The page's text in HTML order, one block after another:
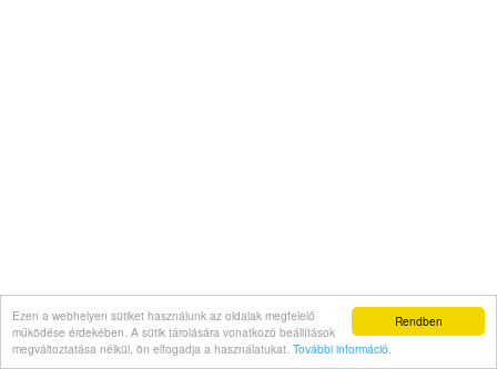
Rendben
Ezen a webhelyen sütiket használunk az oldalak megfelelő
működése érdekében. A sütik tárolására vonatkozó beállítások
megváltoztatása nélkül, ön elfogadja a használatukat. További információ.